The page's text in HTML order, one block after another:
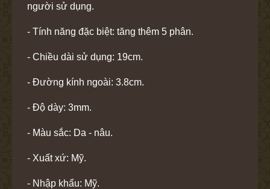
người sử dụng.
- Tính năng đặc biệt: tăng thêm 5 phân.
- Chiều dài sử dụng: 19cm.
- Đường kính ngoài: 3.8cm.
- Độ dày: 3mm.
- Màu sắc: Da - nâu.
- Xuất xứ: Mỹ.
- Nhập khẩu: Mỹ.